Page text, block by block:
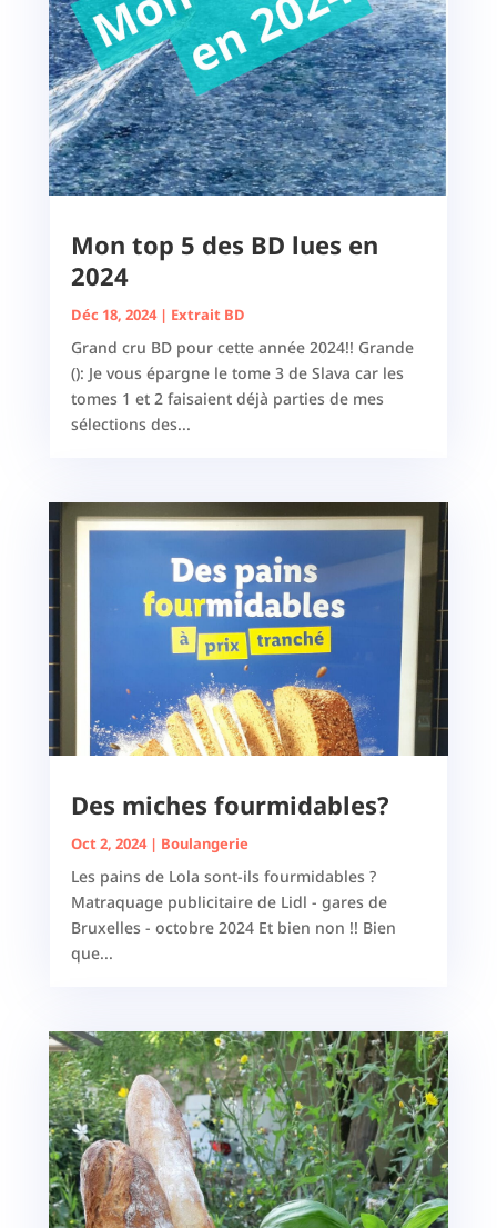
Mon top 5 des BD lues en
2024
Déc 18, 2024| Extrait BD
Grand cru BD pour cette année 2024!! Grande
(): Je vous épargne le tome 3 de Slava car les
tomes 1 et 2 faisaient déjà parties de mes
sélections des...
Des miches fourmidables?
Oct 2, 2024| Boulangerie
Les pains de Lola sont-ils fourmidables ?
Matraquage publicitaire de Lidl - gares de
Bruxelles - octobre 2024 Et bien non !! Bien
que...